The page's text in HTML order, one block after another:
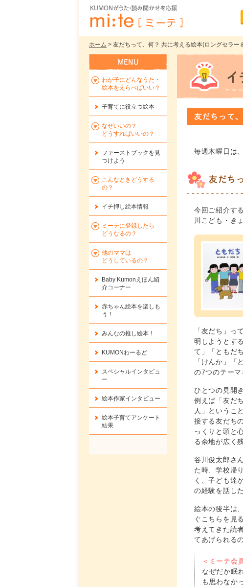
ホーム > 友だちって、何？ 共に考える絵本(ロングセラ
友だちって
毎週木曜日は
友だち
今回ご紹介す
川こども・き
「友だち」っ
明しようとす
て」「ともだ
「けんか」「
の7つのテーマ
ひとつの見開
例えば「友だ
人」というこ
接する友だち
っくりと頭と
る余地が広く
谷川俊太郎さ
た時、学校帰
く、子ども達
の経験を話し
絵本の後半は
ぐこちらを見
考えてきた読
てあげられる
＜ミーテ会
なぜだか眠
も思わなか
わが子にどんなうた・
絵本をえらべばいい？
子育てに役立つ絵本
なぜいいの？
どうすればいいの？
ファーストブックを 見
つけよう
こんなときどうする
の？
イチ押し絵本情報
ミーテに登録したら
どうなるの？
他のママは
どうしているの？
Baby Kumonえほん紹
介コーナー
赤ちゃん絵本を楽しも
う！
みんなの推し絵本！
KUMONわーるど
スペシャルインタビュ
ー
絵本作家インタビュー
絵本子育てアンケート
結果